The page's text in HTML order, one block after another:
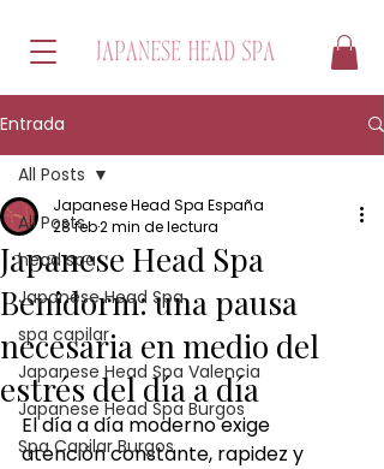
Entrada
All Posts
head spa
Japanese Head Spa
spa capilar
Japanese Head Spa Valencia
Japanese Head Spa Burgos
Spa Capilar Burgos
All Posts
Japanese Head Spa
Benidorm: una pausa
necesaria en medio del
estrés del día a día
Japanese Head Spa España
28 feb2 min de lectura
El día a día moderno exige
atención constante, rapidez y